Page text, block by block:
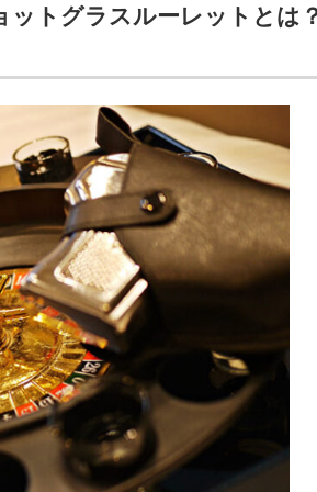
トグラスルーレットとは